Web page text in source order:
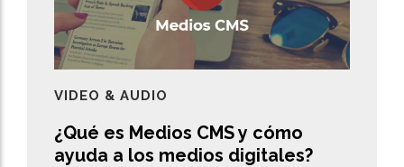
¿Qué es Medios CMS y cómo
ayuda a los medios digitales?
VIDEO & AUDIO